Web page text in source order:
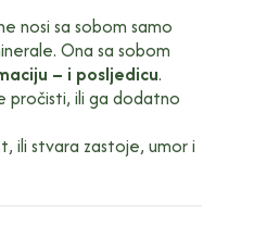
nosi sa sobom samo
Ona sa sobom
– i posljedicu.
pročisti, ili ga dodatno
ili stvara zastoje, umor i